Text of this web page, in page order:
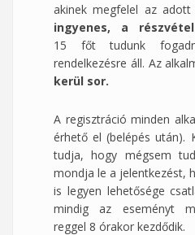
akinek megfelel az adott
ingyenes, a
15 főt tudunk
rendelkezésre áll. Az
kerül sor.
A regisztráció minden
érhető el (belépés után).
tudja, hogy mégsem
mondja le a jelentkezést,
is legyen lehetősége
mindig az eseményt
reggel 8 órakor kezdődik.